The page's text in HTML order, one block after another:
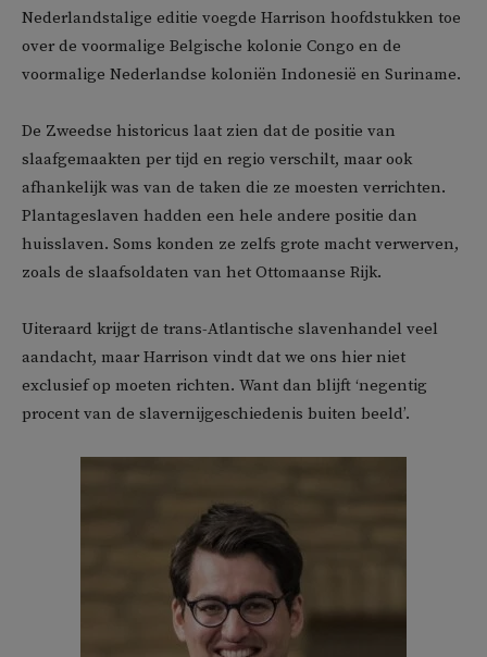
Nederlandstalige editie voegde Harrison hoofdstukken toe
over de voormalige Belgische kolonie Congo en de
voormalige Nederlandse koloniën Indonesië en Suriname.
De Zweedse historicus laat zien dat de positie van
slaafgemaakten per tijd en regio verschilt, maar ook
afhankelijk was van de taken die ze moesten verrichten.
Plantageslaven hadden een hele andere positie dan
huisslaven. Soms konden ze zelfs grote macht verwerven,
zoals de slaafsoldaten van het Ottomaanse Rijk.
Uiteraard krijgt de trans-Atlantische slavenhandel veel
aandacht, maar Harrison vindt dat we ons hier niet
exclusief op moeten richten. Want dan blijft ‘negentig
procent van de slavernijgeschiedenis buiten beeld’.